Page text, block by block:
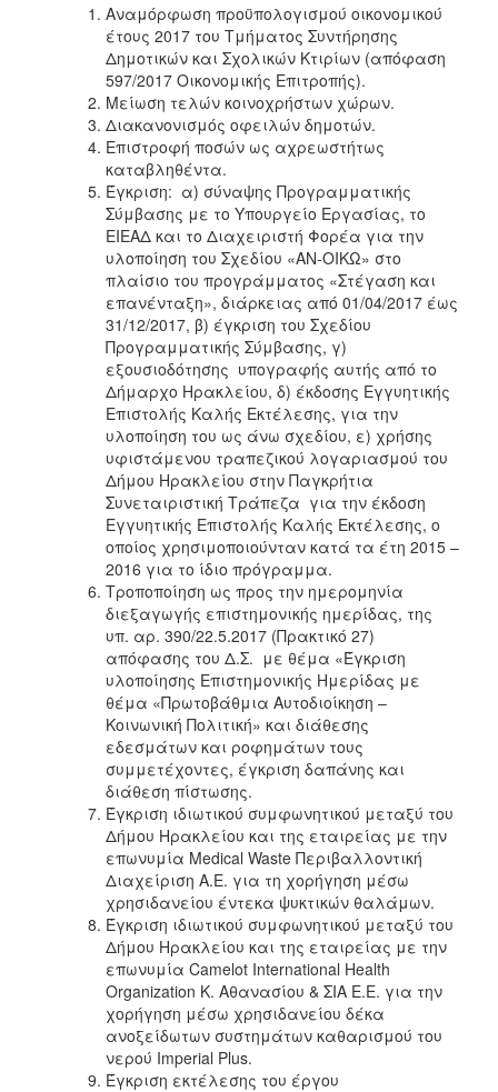
ΑΝΘΕΚΤΙΚΗ
Αναμόρφωση προϋπολογισμού οικονομικού
έτους 2017 του Τμήματος Συντήρησης
Δημοτικών και Σχολικών Κτιρίων (απόφαση
597/2017 Οικονομικής Επιτροπής).
Μείωση τελών κοινοχρήστων χώρων.
Διακανονισμός οφειλών δημοτών.
Επιστροφή ποσών ως αχρεωστήτως
καταβληθέντα.
Έγκριση: α) σύναψης Προγραμματικής
Σύμβασης με το Υπουργείο Εργασίας, το
ΕΙΕΑΔ και το Διαχειριστή Φορέα για την
υλοποίηση του Σχεδίου «ΑΝ-ΟΙΚΩ» στο
πλαίσιο του προγράμματος «Στέγαση και
επανένταξη», διάρκειας από 01/04/2017 έως
31/12/2017, β) έγκριση του Σχεδίου
Προγραμματικής Σύμβασης, γ)
εξουσιοδότησης υπογραφής αυτής από το
Δήμαρχο Ηρακλείου, δ) έκδοσης Εγγυητικής
Επιστολής Καλής Εκτέλεσης, για την
υλοποίηση του ως άνω σχεδίου, ε) χρήσης
υφιστάμενου τραπεζικού λογαριασμού του
Δήμου Ηρακλείου στην Παγκρήτια
Συνεταιριστική Τράπεζα για την έκδοση
Εγγυητικής Επιστολής Καλής Εκτέλεσης, ο
οποίος χρησιμοποιούνταν κατά τα έτη 2015 –
2016 για το ίδιο πρόγραμμα.
Τροποποίηση ως προς την ημερομηνία
διεξαγωγής επιστημονικής ημερίδας, της
υπ. αρ. 390/22.5.2017 (Πρακτικό 27)
απόφασης του Δ.Σ. με θέμα «Έγκριση
υλοποίησης Επιστημονικής Ημερίδας με
θέμα «Πρωτοβάθμια Αυτοδιοίκηση –
Κοινωνική Πολιτική» και διάθεσης
εδεσμάτων και ροφημάτων τους
συμμετέχοντες, έγκριση δαπάνης και
διάθεση πίστωσης.
Έγκριση ιδιωτικού συμφωνητικού μεταξύ του
Δήμου Ηρακλείου και της εταιρείας με την
επωνυμία Medical Waste Περιβαλλοντική
Διαχείριση Α.Ε. για τη χορήγηση μέσω
χρησιδανείου έντεκα ψυκτικών θαλάμων.
Έγκριση ιδιωτικού συμφωνητικού μεταξύ του
Δήμου Ηρακλείου και της εταιρείας με την
επωνυμία Camelot International Health
Organization Κ. Αθανασίου & ΣΙΑ Ε.Ε. για την
χορήγηση μέσω χρησιδανείου δέκα
ανοξείδωτων συστημάτων καθαρισμού του
νερού Imperial Plus.
Έγκριση εκτέλεσης του έργου